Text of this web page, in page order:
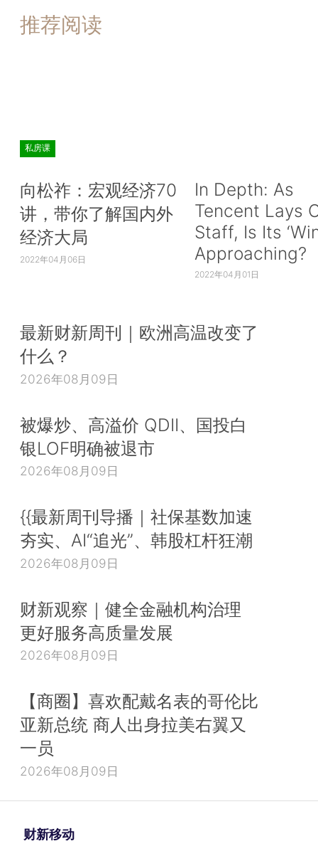
推荐阅读
私房课
向松祚：宏观经济70
讲，带你了解国内外
经济大局
2022年04月06日
In Depth: As
Tencent Lays
Staff, Is Its
Approaching?
2022年04月01日
最新财新周刊｜欧洲高温改变了
什么？
2026年08月09日
被爆炒、高溢价 QDII、国投白
银LOF明确被退市
2026年08月09日
{{最新周刊导播｜社保基数加速
夯实、AI“追光”、韩股杠杆狂潮
2026年08月09日
财新观察｜健全金融机构治理
更好服务高质量发展
2026年08月09日
【商圈】喜欢配戴名表的哥伦比
亚新总统 商人出身拉美右翼又
一员
2026年08月09日
财新移动